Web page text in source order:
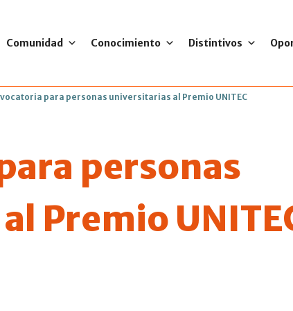
Comunidad Conocimiento Distintivos
para personas universitarias al Premio UNITEC
personas
Premio